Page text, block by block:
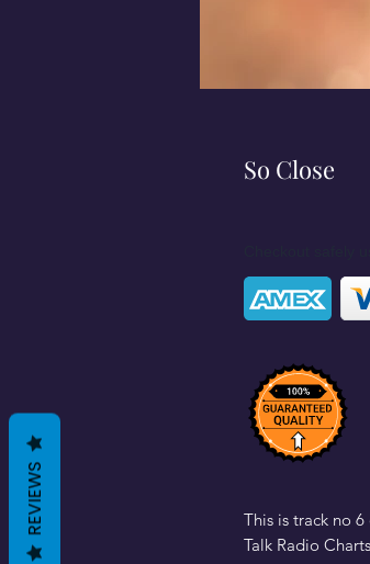
So Close
This is track no
Talk Radio
REVIEWS